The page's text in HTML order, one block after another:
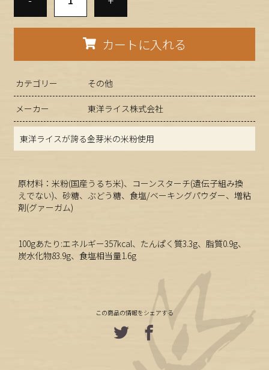
カートに入れる
カテゴリー その他
メーカー 東洋ライス株式会社
東洋ライスが誇る金芽米の米粉使用
原材料：米粉(国産うるち米)、コーンスターチ(遺伝子組み換
えでない)、砂糖、ぶどう糖、食塩/ベーキングパウダー、増粘
剤(グァーガム)
100gあたり:エネルギー357kcal、たんぱく質3.3g、脂質0.9g、
炭水化物83.9g、食塩相当量1.6g
この商品の情報をシェアする